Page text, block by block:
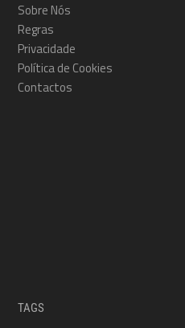
Sobre Nós
Regras
Privacidade
Política de Cookies
Contactos
TAGS